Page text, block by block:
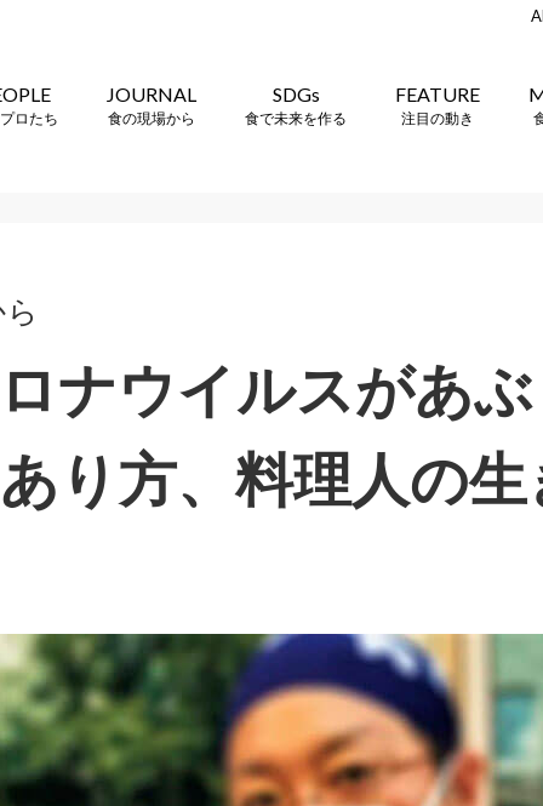
ロたち
JOURNAL
食の現場から
SDGs
食で未来を作る
FEATURE
注目の動き
ナウイルスがあ
り方、料理人の生